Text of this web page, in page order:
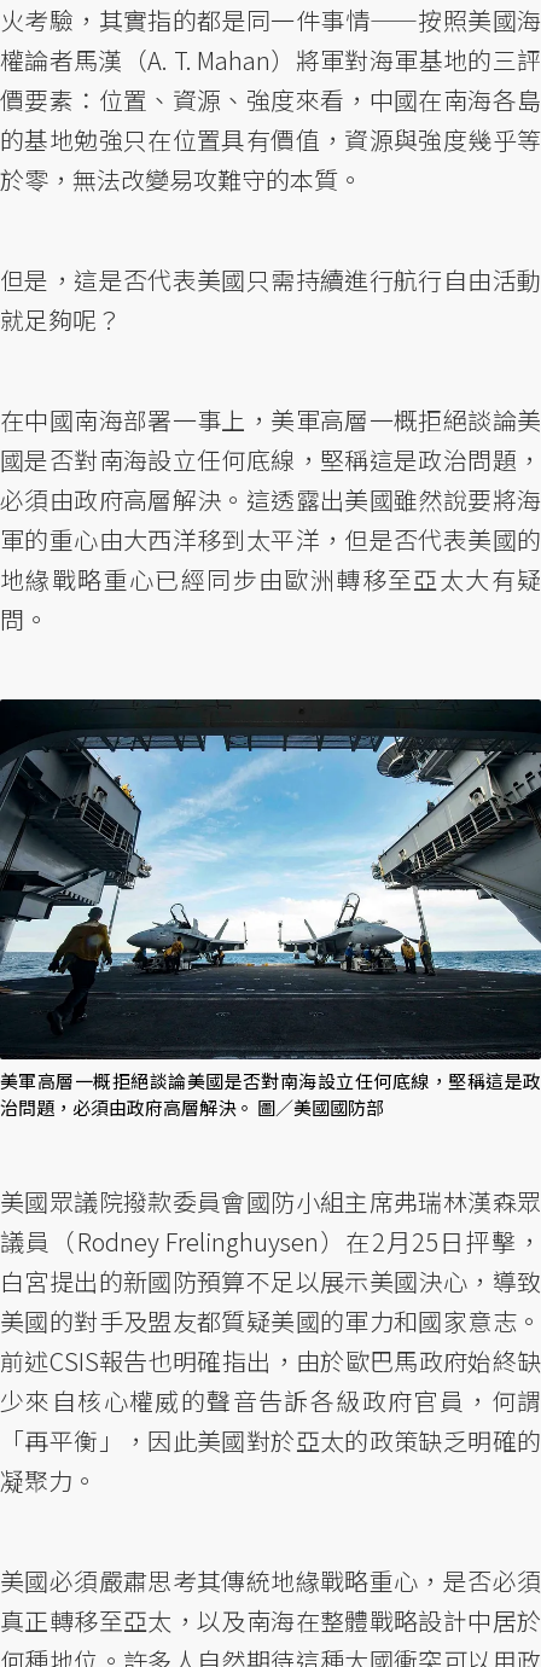
火考驗，其實指的都是同一件事情——按照美國海
權論者馬漢（A. T. Mahan）將軍對海軍基地的三評
價要素：位置、資源、強度來看，中國在南海各島
的基地勉強只在位置具有價值，資源與強度幾乎等
於零，無法改變易攻難守的本質。
但是，這是否代表美國只需持續進行航行自由活動
就足夠呢？
在中國南海部署一事上，美軍高層一概拒絕談論美
國是否對南海設立任何底線，堅稱這是政治問題，
必須由政府高層解決。這透露出美國雖然說要將海
軍的重心由大西洋移到太平洋，但是否代表美國的
地緣戰略重心已經同步由歐洲轉移至亞太大有疑
問。
美軍高層一概拒絕談論美國是否對南海設立任何底線，堅稱這是政
治問題，必須由政府高層解決。 圖／美國國防部
美國眾議院撥款委員會國防小組主席弗瑞林漢森眾
議員（Rodney Frelinghuysen）在2月25日抨擊，
白宮提出的新國防預算不足以展示美國決心，導致
美國的對手及盟友都質疑美國的軍力和國家意志。
前述CSIS報告也明確指出，由於歐巴馬政府始終缺
少來自核心權威的聲音告訴各級政府官員，何謂
「再平衡」，因此美國對於亞太的政策缺乏明確的
凝聚力。
美國必須嚴肅思考其傳統地緣戰略重心，是否必須
真正轉移至亞太，以及南海在整體戰略設計中居於